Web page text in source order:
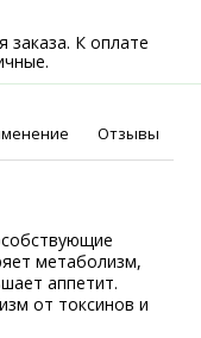
заказа. К оплате
Отзывы
метаболизм,
аппетит.
от токсинов и